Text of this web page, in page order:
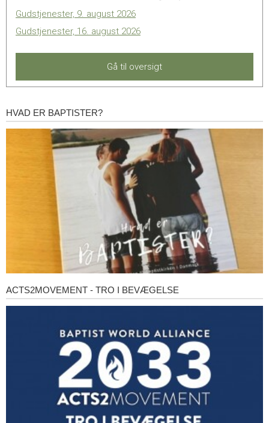
Gudstjenester, 9. august 2026
Gudstjenester, 16. august 2026
Gå til oversigt
Hvad
HVAD ER BAPTISTER?
Acts2Movement
ACTS2MOVEMENT - TRO I BEVÆGELSE